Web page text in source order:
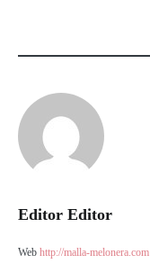
Editor Editor
Web http://malla-melonera.com